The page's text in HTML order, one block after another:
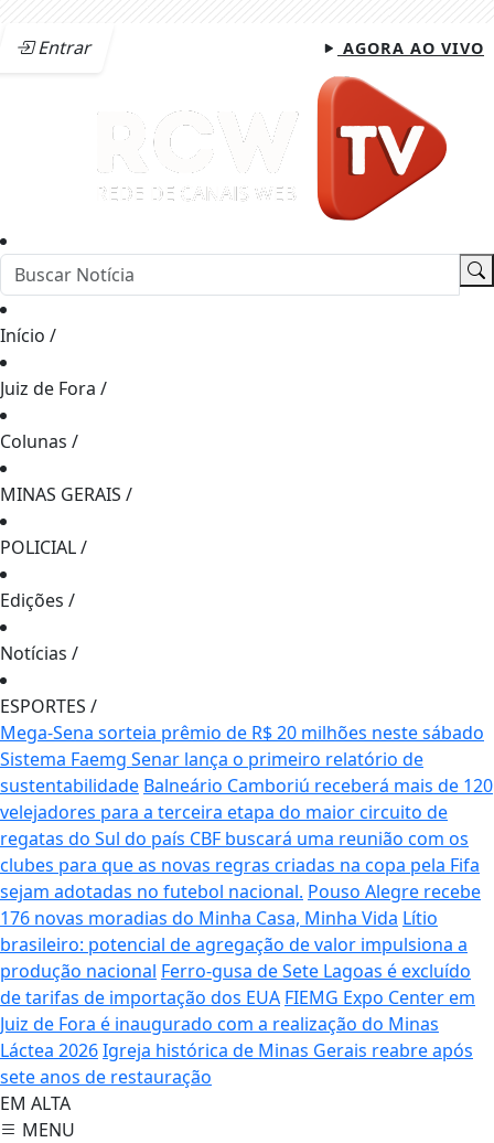
Entrar AGORA AO VIVO
Início /
Juiz de Fora /
Colunas /
MINAS GERAIS /
POLICIAL/
Edições /
Notícias /
ESPORTES /
Mega-Sena sorteia prêmio de R$ 20 milhões neste sábado
Sistema Faemg Senar lança o primeiro relatório de
sustentabilidade Balneário Camboriú receberá mais de 120
velejadores para a terceira etapa do maior circuito de
regatas do Sul do país CBF buscará uma reunião com os
clubes para que as novas regras criadas na copa pela Fifa
sejam adotadas no futebol nacional. Pouso Alegre recebe
176 novas moradias do Minha Casa, Minha Vida Lítio
brasileiro: potencial de agregação de valor impulsiona a
produção nacional Ferro-gusa de Sete Lagoas é excluído
de tarifas de importação dos EUA FIEMG Expo Center em
Juiz de Fora é inaugurado com a realização do Minas
Láctea 2026Igreja histórica de Minas Gerais reabre após
sete anos de restauração
EM ALTA
MENU